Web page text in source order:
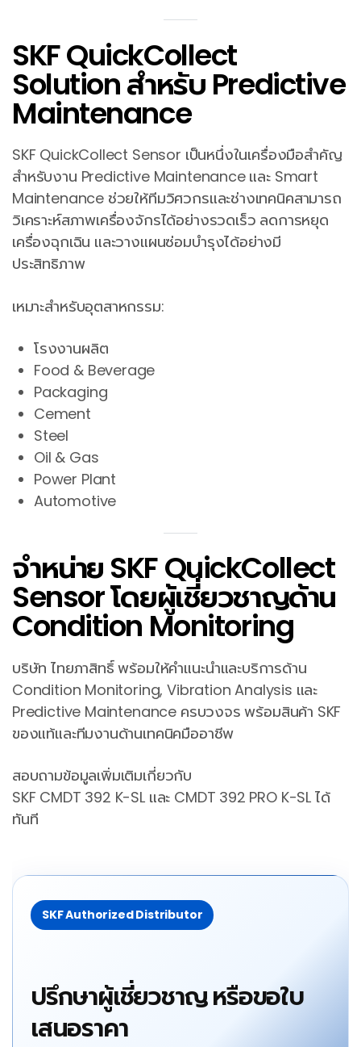
SKF QuickCollect
Solution สำหรับ Predictive
Maintenance
SKF QuickCollect Sensor เป็นหนึ่งในเครื่องมือสำคัญ
สำหรับงาน Predictive Maintenance และ Smart
Maintenance ช่วยให้ทีมวิศวกรและช่างเทคนิคสามารถ
วิเคราะห์สภาพเครื่องจักรได้อย่างรวดเร็ว ลดการหยุด
เครื่องฉุกเฉิน และวางแผนซ่อมบำรุงได้อย่างมี
ประสิทธิภาพ
เหมาะสำหรับอุตสาหกรรม:
โรงงานผลิต
Food & Beverage
Packaging
Cement
Steel
Oil & Gas
Power Plant
Automotive
จำหน่าย SKF QuickCollect
Sensor โดยผู้เชี่ยวชาญด้าน
Condition Monitoring
บริษัท ไทยภาสิทธิ์ พร้อมให้คำแนะนำและบริการด้าน
Condition Monitoring, Vibration Analysis และ
Predictive Maintenance ครบวงจร พร้อมสินค้า SKF
ของแท้และทีมงานด้านเทคนิคมืออาชีพ
สอบถามข้อมูลเพิ่มเติมเกี่ยวกับ
SKF CMDT 392 K-SL และ CMDT 392 PRO K-SL ได้
ทันที
SKF Authorized Distributor
ปรึกษาผู้เชี่ยวชาญ หรือขอใบ
เสนอราคา